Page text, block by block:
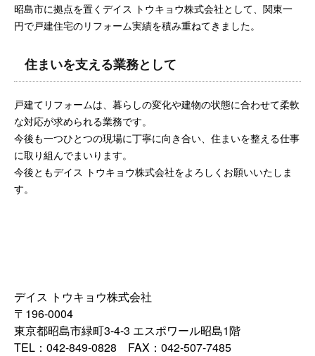
昭島市に拠点を置くデイス トウキョウ株式会社として、関東一
円で戸建住宅のリフォーム実績を積み重ねてきました。
住まいを支える業務として
戸建てリフォームは、暮らしの変化や建物の状態に合わせて柔軟
な対応が求められる業務です。
今後も一つひとつの現場に丁寧に向き合い、住まいを整える仕事
に取り組んでまいります。
今後ともデイス トウキョウ株式会社をよろしくお願いいたしま
す。
デイス トウキョウ株式会社
〒196-0004
東京都昭島市緑町3-4-3 エスポワール昭島1階
TEL：042-849-0828 FAX：042-507-7485